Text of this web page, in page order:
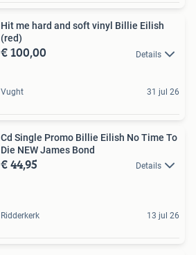
Hit me hard and soft vinyl Billie Eilish
(red)
€ 100,00 Details
Vught 31 jul 26
Cd Single Promo Billie Eilish No Time To
Die NEW James Bond
€ 44,95 Details
Ridderkerk 13 jul 26